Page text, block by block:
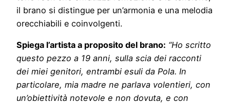
il brano si distingue per un’armonia e una melodia
orecchiabili e coinvolgenti.
Spiega l’artista a proposito del brano: “Ho scritto
questo pezzo a 19 anni, sulla scia dei racconti
dei miei genitori, entrambi esuli da Pola. In
particolare, mia madre ne parlava volentieri, con
un’obiettività notevole e non dovuta, e con